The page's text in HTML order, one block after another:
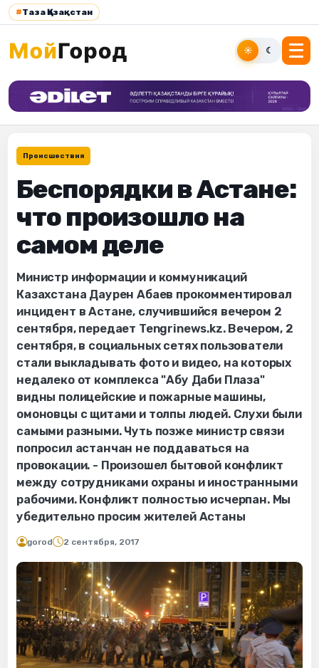
#Таза Қазақстан
☀ ☾
Происшествия
Беспорядки в Астане:
что произошло на
самом деле
Министр информации и коммуникаций
Казахстана Даурен Абаев прокомментировал
инцидент в Астане, случившийся вечером 2
сентября, передает Tengrinews.kz. Вечером, 2
сентября, в социальных сетях пользователи
стали выкладывать фото и видео, на которых
недалеко от комплекса "Абу Даби Плаза"
видны полицейские и пожарные машины,
омоновцы с щитами и толпы людей. Слухи были
самыми разными. Чуть позже министр связи
попросил астанчан не поддаваться на
провокации. - Произошел бытовой конфликт
между сотрудниками охраны и иностранными
рабочими. Конфликт полностью исчерпан. Мы
убедительно просим жителей Астаны
gorod 2 сентября, 2017